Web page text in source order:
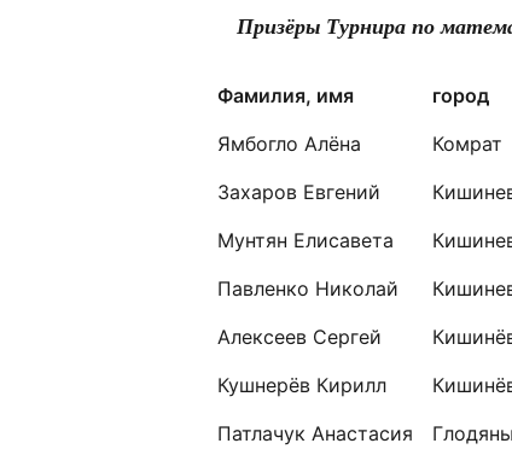
Призёры Турнира по
Фамилия, имя город
Ямбогло Алёна
Комрат
Захаров Евгений
Мунтян Елисавета
Павленко Николай
Алексеев Сергей
Кушнерёв Кирилл
Патлачук Анастасия
Глодяны